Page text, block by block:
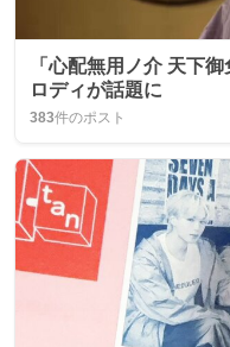
「心配無用ノ介 天下
ロディが話題に
383件のポスト